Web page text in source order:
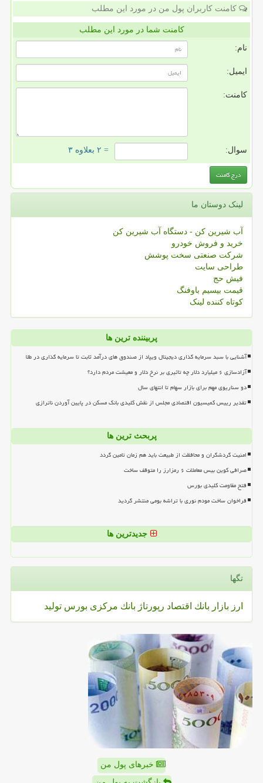
کامنت کاربران پول من در مورد این مطلب
کامنت شما در مورد این مطلب
نام:
ایمیل:
کامنت:
سوال: = ۲ بعلاوه ۳
لینک دوستان ما
آب شیرین کن - دستگاه آب شیرین کن
خرید و فروش خودرو
شرکت صنعتی سخت پوشش
طراحی سایت
فیش حج
قیمت بیسیم باوفنگ
کوتاه کننده لینک
پربیننده ترین ها
آشنایی با سبد سرمایه گذاری دیجیتال ویپاد از صندوق های درآمد ثابت تا سرمایه گذاری در طلا
آزادسازی ۶ میلیارد دلار چه تاثیری بر نرخ دلار و معیشت مردم دارد؟
دو سناریوی مهم برای بازار سهام تا انتهای سال
تقدیر رییس کمیسیون اقتصادی مجلس از نقش کلیدی بانک مسکن در پایین آوردن ناترازی
پربحث ترین ها
امنیت گردشگران و محافظت از طبیعت باید هم زمان تامین گردد
صرافی کوین بیس معاملات ۶ رمزارز را متوقف ساخت
فتح مقاومت کلیدی بورس
فراخوان ساخت مودم نوری با تراشه بومی منتشر گردید
جدیدترین ها
تگها
ارز بازار بانك اقتصاد رپورتاژ بانك مركزی بورس تولید
خبرهای پول من